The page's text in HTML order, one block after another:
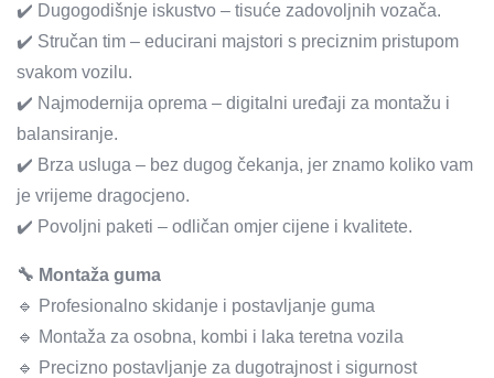
✔️ Dugogodišnje iskustvo – tisuće zadovoljnih vozača.
✔️ Stručan tim – educirani majstori s preciznim pristupom
svakom vozilu.
✔️ Najmodernija oprema – digitalni uređaji za montažu i
balansiranje.
✔️ Brza usluga – bez dugog čekanja, jer znamo koliko vam
je vrijeme dragocjeno.
✔️ Povoljni paketi – odličan omjer cijene i kvalitete.
🔧 Montaža guma
🔹 Profesionalno skidanje i postavljanje guma
🔹 Montaža za osobna, kombi i laka teretna vozila
🔹 Precizno postavljanje za dugotrajnost i sigurnost